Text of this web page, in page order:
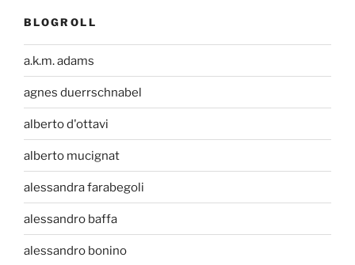
BLOGROLL
a.k.m. adams
agnes duerrschnabel
alberto d'ottavi
alberto mucignat
alessandra farabegoli
alessandro baffa
alessandro bonino